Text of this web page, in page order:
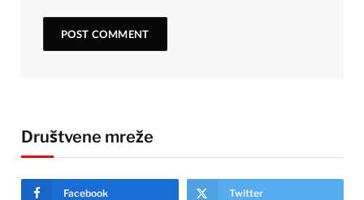
Društvene mreže
Facebook Twitter